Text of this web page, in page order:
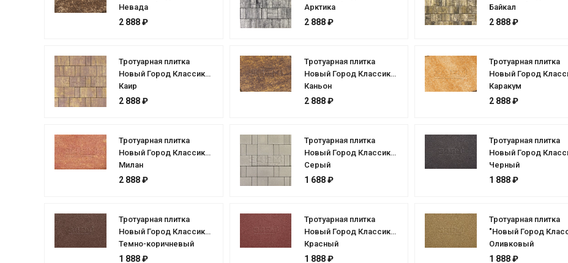
Невада
2 888 ₽
Арктика
2 888 ₽
Байкал
2 888 ₽
Тротуарная плитка
Новый Город Классик
Каир
2 888 ₽
Тротуарная плитка
Новый Город Классик
Каньон
2 888 ₽
Тротуарная плитка
Новый Город
Каракум
2 888 ₽
Тротуарная плитка
Новый Город Классик
Милан
2 888 ₽
Тротуарная плитка
Новый Город Классик
Серый
1 688 ₽
Тротуарная плитка
Новый Город
Черный
1 888 ₽
Тротуарная плитка
Новый Город Классик
Темно-коричневый
1 888 ₽
Тротуарная плитка
Новый Город Классик
Красный
1 888 ₽
Тротуарная плитка
"Новый Город
Оливковый
1 888 ₽